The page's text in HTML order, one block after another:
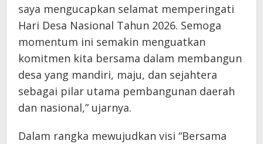
saya mengucapkan selamat memperingati
Hari Desa Nasional Tahun 2026. Semoga
momentum ini semakin menguatkan
komitmen kita bersama dalam membangun
desa yang mandiri, maju, dan sejahtera
sebagai pilar utama pembangunan daerah
dan nasional,” ujarnya.
Dalam rangka mewujudkan visi “Bersama